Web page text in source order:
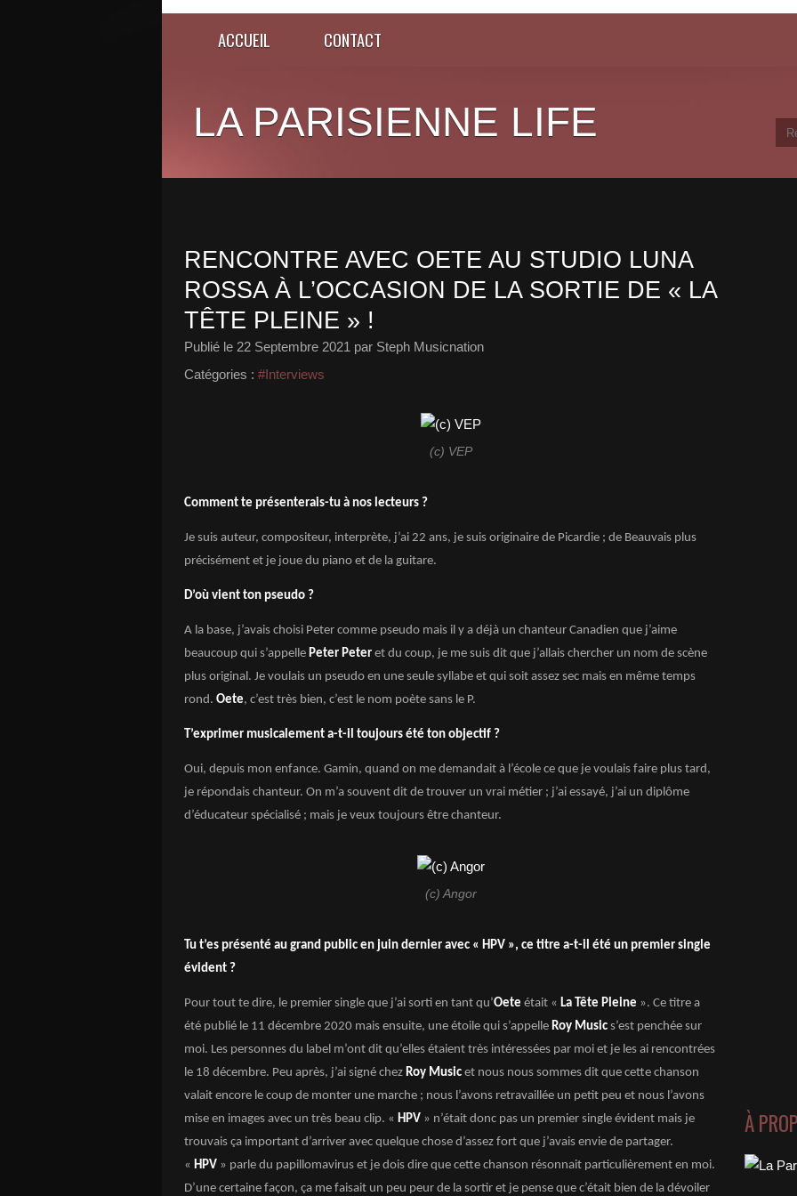
ACCUEIL CONTACT
LA PARISIENNE LIFE
RENCONTRE AVEC OETE AU STUDIO LUNA
ROSSA À L’OCCASION DE LA SORTIE DE « LA
TÊTE PLEINE » !
Publié le 22 Septembre 2021 par Steph Musicnation
Catégories : #Interviews
(c) VEP
Comment te présenterais-tu à nos lecteurs ?
Je suis auteur, compositeur, interprète, j’ai 22 ans, je suis originaire de Picardie ; de Beauvais plus
précisément et je joue du piano et de la guitare.
D’où vient ton pseudo ?
A la base, j’avais choisi Peter comme pseudo mais il y a déjà un chanteur Canadien que j’aime
beaucoup qui s’appelle Peter Peter et du coup, je me suis dit que j’allais chercher un nom de scène
plus original. Je voulais un pseudo en une seule syllabe et qui soit assez sec mais en même temps
rond. Oete, c’est très bien, c’est le nom poète sans le P.
T’exprimer musicalement a-t-il toujours été ton objectif ?
Oui, depuis mon enfance. Gamin, quand on me demandait à l’école ce que je voulais faire plus tard,
je répondais chanteur. On m’a souvent dit de trouver un vrai métier ; j’ai essayé, j’ai un diplôme
d’éducateur spécialisé ; mais je veux toujours être chanteur.
(c) Angor
Tu t’es présenté au grand public en juin dernier avec « HPV », ce titre a-t-il été un premier single
évident ?
Pour tout te dire, le premier single que j’ai sorti en tant qu’Oete était « La Tête Pleine ». Ce titre a
été publié le 11 décembre 2020 mais ensuite, une étoile qui s’appelle Roy Music s’est penchée sur
moi. Les personnes du label m’ont dit qu’elles étaient très intéressées par moi et je les ai rencontrées
le 18 décembre. Peu après, j’ai signé chez Roy Music et nous nous sommes dit que cette chanson
valait encore le coup de monter une marche ; nous l’avons retravaillée un petit peu et nous l’avons
mise en images avec un très beau clip. « HPV » n’était donc pas un premier single évident mais je
trouvais ça important d’arriver avec quelque chose d’assez fort que j’avais envie de partager.
« HPV » parle du papillomavirus et je dois dire que cette chanson résonnait particulièrement en moi.
D’une certaine façon, ça me faisait un peu peur de la sortir et je pense que c’était bien de la dévoiler
À